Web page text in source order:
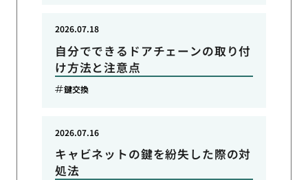
自分でできるドアチェーンの取り付
け方法と注意点
2026.07.18
鍵交換
キャビネットの鍵を紛失した際の対
処法
2026.07.16